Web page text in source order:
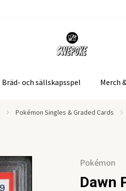
Bräd- och sällskapsspel Merch
Pokémon Singles & Graded Cards
Pokémon
Dawn